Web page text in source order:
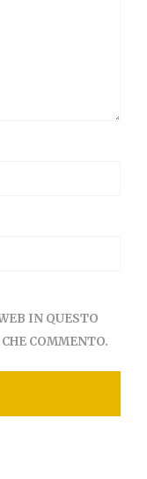
IN QUESTO
COMMENTO.